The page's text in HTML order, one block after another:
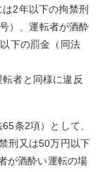
2年以下の拘禁刑
）、運転者が酒酔
下の罰金（同法
者と同様に違反
条2項）として、
刑又は50万円以下
が酒酔い運転の場